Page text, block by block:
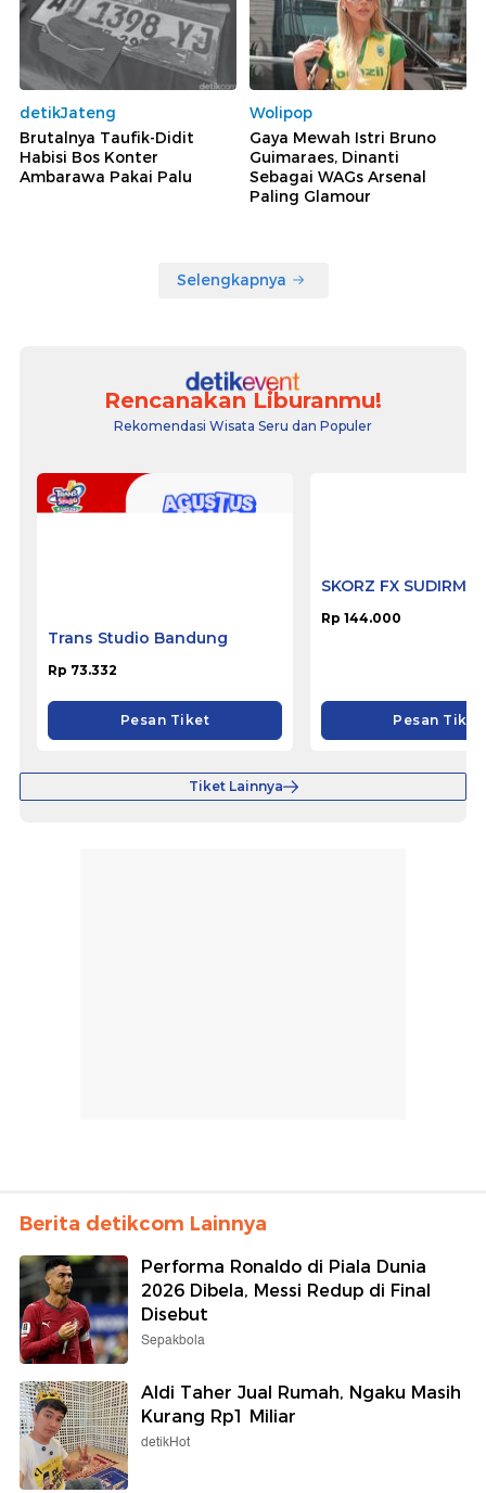
detikJateng
Brutalnya Taufik-Didit
Habisi Bos Konter
Ambarawa Pakai Palu
Wolipop
Gaya Mewah Istri Bruno
Guimaraes, Dinanti
Sebagai WAGs Arsenal
Paling Glamour
Selengkapnya
Rencanakan Liburanmu!
Rekomendasi Wisata Seru dan Populer
Trans Studio Bandung
Rp 73.332
Pesan Tiket Pesan Tiket
Tiket Lainnya
Berita detikcom Lainnya
Performa Ronaldo di Piala Dunia
2026 Dibela, Messi Redup di Final
Disebut
Sepakbola
Aldi Taher Jual Rumah, Ngaku Masih
Kurang Rp1 Miliar
detikHot